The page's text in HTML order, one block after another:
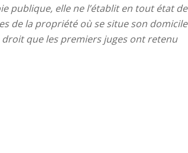
publique, elle ne l’établit en tout état de
de la propriété où se situe son domicile
que les premiers juges ont retenu